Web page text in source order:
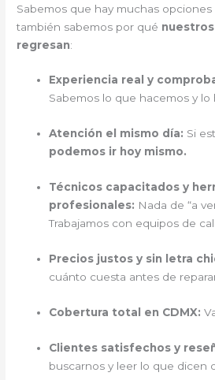
Sabemos que hay muchas opciones
también sabemos por qué
regresan:
Experiencia real y
Sabemos lo que hacemos y lo
Atención el mismo día: Si
podemos ir hoy mismo.
Técnicos capacitados y
profesionales: Nada de “a
Trabajamos con equipos de
Precios justos y sin letra
cuánto cuesta antes de
Cobertura total en CDMX:
Clientes satisfechos y
buscarnos y leer lo que dicen